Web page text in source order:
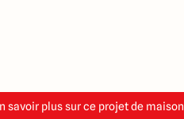
savoir plus sur ce projet de maison